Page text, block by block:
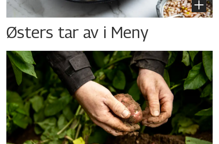
Østers tar av i Meny